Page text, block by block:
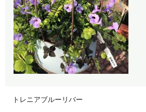
トレニアブルーリバー